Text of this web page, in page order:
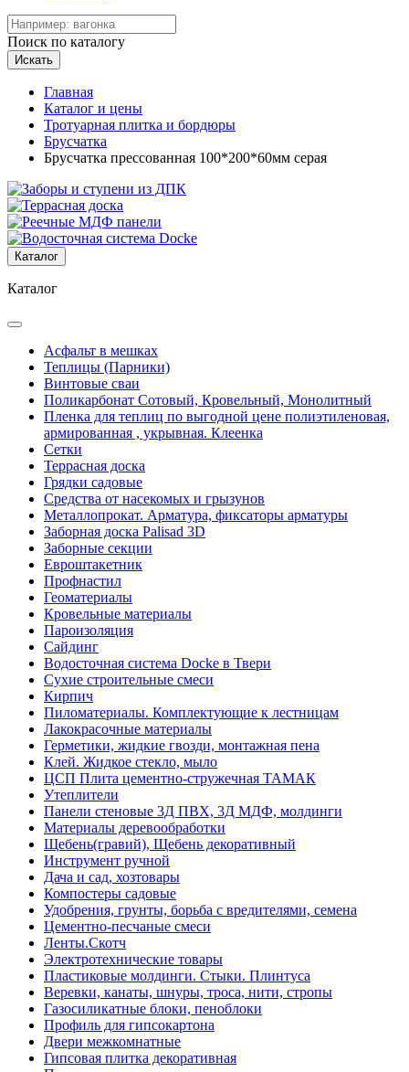
Поиск по каталогу
Искать
Главная
Каталог и цены
Тротуарная плитка и бордюры
Брусчатка
Брусчатка прессованная 100*200*60мм серая
Каталог
Каталог
Асфальт в мешках
Теплицы (Парники)
Винтовые сваи
Поликарбонат Сотовый, Кровельный, Монолитный
Пленка для теплиц по выгодной цене полиэтиленовая,
армированная , укрывная. Клеенка
Сетки
Террасная доска
Грядки садовые
Средства от насекомых и грызунов
Металлопрокат. Арматура, фиксаторы арматуры
Заборная доска Palisad 3D
Заборные секции
Евроштакетник
Профнастил
Геоматериалы
Кровельные материалы
Пароизоляция
Сайдинг
Водосточная система Docke в Твери
Сухие строительные смеси
Кирпич
Пиломатериалы. Комплектующие к лестницам
Лакокрасочные материалы
Герметики, жидкие гвозди, монтажная пена
Клей. Жидкое стекло, мыло
ЦСП Плита цементно-стружечная ТАМАК
Утеплители
Панели стеновые 3Д ПВХ, 3Д МДФ, молдинги
Материалы деревообработки
Щебень(гравий), Щебень декоративный
Инструмент ручной
Дача и сад, хозтовары
Компостеры садовые
Удобрения, грунты, борьба с вредителями, семена
Цементно-песчаные смеси
Ленты.Скотч
Электротехнические товары
Пластиковые молдинги. Стыки. Плинтуса
Веревки, канаты, шнуры, троса, нити, стропы
Газосиликатные блоки, пеноблоки
Профиль для гипсокартона
Двери межкомнатные
Гипсовая плитка декоративная